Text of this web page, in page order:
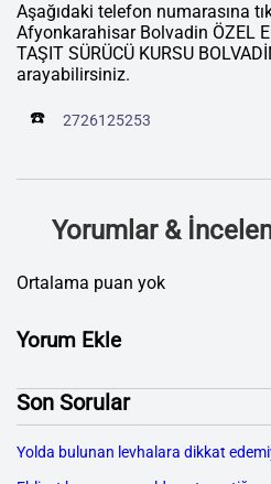
Aşağıdaki telefon numarasına
Afyonkarahisar Bolvadin ÖZEL
TAŞIT SÜRÜCÜ KURSU
arayabilirsiniz.
☎️ 2726125253
Yorumlar &
Ortalama puan yok
Yorum Ekle
Son Sorular
Yolda bulunan levhalara dikkat